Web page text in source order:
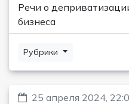
Речи о
бизнеса
Рубрики
25 апреля 2024,